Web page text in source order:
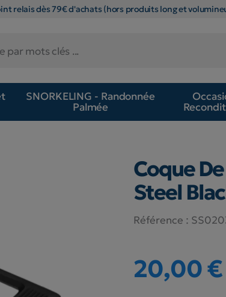
relais dès 79€ d'achats (hors produits long et
SNORKELING - Randonnée
Palmée
Coque
Steel
Référence :
20,00 €